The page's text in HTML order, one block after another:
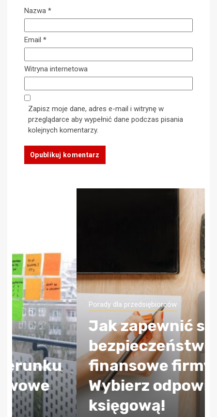
Nazwa *
Email *
Witryna internetowa
Zapisz moje dane, adres e-mail i witrynę w
przeglądarce aby wypełnić dane podczas pisania
kolejnych komentarzy.
Porady dla przedsiębiorców
Jak zapewnić sobie
bezpieczeństwo
finansowe firmy?
Wybierz odpowiednią
księgową!